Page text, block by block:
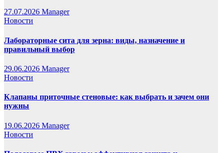
27.07.2026 Manager
Новости
Лабораторные сита для зерна: виды, назначение и
правильный выбор
29.06.2026 Manager
Новости
Клапаны приточные стеновые: как выбрать и зачем они
нужны
19.06.2026 Manager
Новости